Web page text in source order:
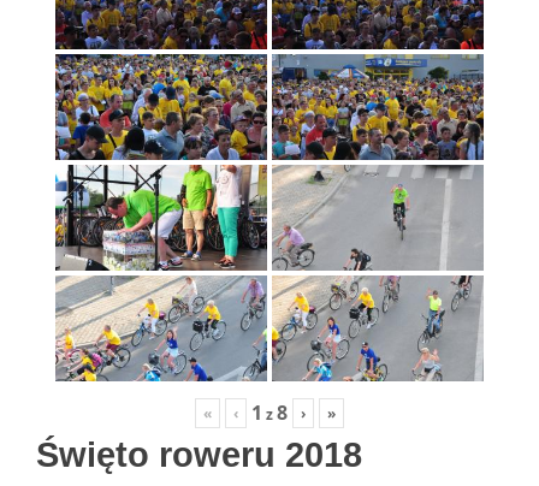
« ‹ 1 z8 › »
Święto roweru 2018